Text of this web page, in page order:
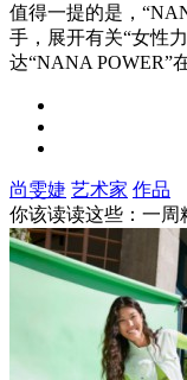
值得一提的是，
手，展开有关“女性
达“NANA POWER”
尚雯婕 艺术家 作品
你该读读这些：一周